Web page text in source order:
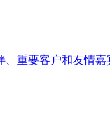
重要客户和友情嘉